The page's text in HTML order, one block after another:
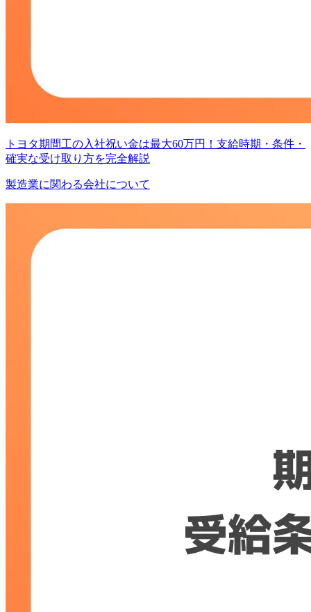
トヨタ期間工の入社祝い金は最大60万円！支給時期・条件・
確実な受け取り方を完全解説
製造業に関わる会社について